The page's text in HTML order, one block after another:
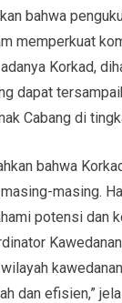
bahwa
memperkuat
Korkad,
dapat
Cabang di
bahwa
masing.
potensi dan
dan efisien,”